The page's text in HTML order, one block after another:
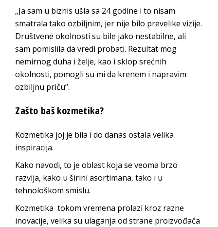
„Ja sam u biznis ušla sa 24 godine i to nisam
smatrala tako ozbiljnim, jer nije bilo prevelike vizije.
Društvene okolnosti su bile jako nestabilne, ali
sam pomislila da vredi probati. Rezultat mog
nemirnog duha i želje, kao i sklop srećnih
okolnosti, pomogli su mi da krenem i napravim
ozbiljnu priču“.
Zašto baš kozmetika?
Kozmetika joj je bila i do danas ostala velika
inspiracija.
Kako navodi, to je oblast koja se veoma brzo
razvija, kako u širini asortimana, tako i u
tehnološkom smislu.
Kozmetika tokom vremena prolazi kroz razne
inovacije, velika su ulaganja od strane proizvođača